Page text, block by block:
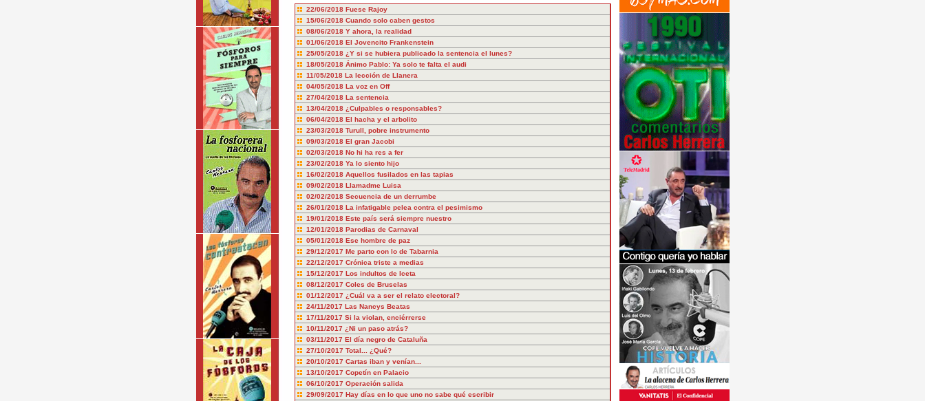
22/06/2018 Fuese Rajoy
15/06/2018 Cuando solo caben gestos
08/06/2018 Y ahora, la realidad
01/06/2018 El Jovencito Frankenstein
25/05/2018 ¿Y si se hubiera publicado la sentencia el lunes?
18/05/2018 Ánimo Pablo: Ya solo te falta el audi
11/05/2018 La lección de Llanera
04/05/2018 La voz en Off
27/04/2018 La sentencia
13/04/2018 ¿Culpables o responsables?
06/04/2018 El hacha y el arbolito
23/03/2018 Turull, pobre instrumento
09/03/2018 El gran Jacobi
02/03/2018 No hi ha res a fer
23/02/2018 Ya lo siento hijo
16/02/2018 Aquellos fusilados en las tapias
09/02/2018 Llamadme Luisa
02/02/2018 Secuencia de un derrumbe
26/01/2018 La infatigable pelea contra el pesimismo
19/01/2018 Este país será siempre nuestro
12/01/2018 Parodias de Carnaval
05/01/2018 Ese hombre de paz
29/12/2017 Me parto con lo de Tabarnia
22/12/2017 Crónica triste a medias
15/12/2017 Los indultos de Iceta
08/12/2017 Coles de Bruselas
01/12/2017 ¿Cuál va a ser el relato electoral?
24/11/2017 Las Nancys Beatas
17/11/2017 Si la violan, enciérrerse
10/11/2017 ¿Ni un paso atrás?
03/11/2017 El día negro de Cataluña
27/10/2017 Total... ¿Qué?
20/10/2017 Cartas iban y venían...
13/10/2017 Copetín en Palacio
06/10/2017 Operación salida
29/09/2017 Hay días en lo que uno no sabe qué escribir